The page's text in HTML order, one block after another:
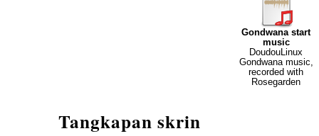
Gondwana start
music
DoudouLinux
Gondwana music,
recorded with
Rosegarden
Tangkapan skrin